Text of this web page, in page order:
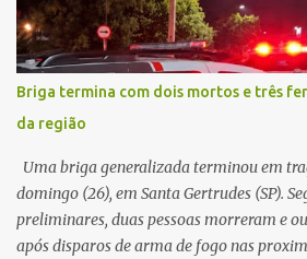
Briga termina com dois mortos e três
da região
Uma briga generalizada terminou em
domingo (26), em Santa Gertrudes (SP).
preliminares, duas pessoas morreram e
após disparos de arma de fogo nas